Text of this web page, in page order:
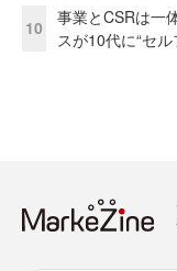
10
事業とCSRは一
スが10代に“セ